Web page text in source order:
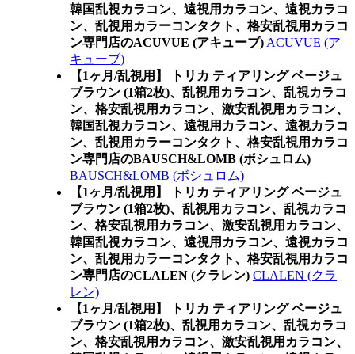
韓国乱視カラコン、遠視用カラコン、遠視カラコ
ン、乱視用カラーコンタクト、格安乱視用カラコ
ン専門店のACUVUE (アキューブ) ACUVUE (ア
キューブ)
【1ヶ月/乱視用】 トリカ ティアリング ベージュ
ブラウン (1箱2枚)、乱視用カラコン、乱視カラコ
ン、格安乱視用カラコン、激安乱視用カラコン、
韓国乱視カラコン、遠視用カラコン、遠視カラコ
ン、乱視用カラーコンタクト、格安乱視用カラコ
ン専門店のBAUSCH&LOMB (ボシュロム)
BAUSCH&LOMB (ボシュロム)
【1ヶ月/乱視用】 トリカ ティアリング ベージュ
ブラウン (1箱2枚)、乱視用カラコン、乱視カラコ
ン、格安乱視用カラコン、激安乱視用カラコン、
韓国乱視カラコン、遠視用カラコン、遠視カラコ
ン、乱視用カラーコンタクト、格安乱視用カラコ
ン専門店のCLALEN (クラレン) CLALEN (クラ
レン)
【1ヶ月/乱視用】 トリカ ティアリング ベージュ
ブラウン (1箱2枚)、乱視用カラコン、乱視カラコ
ン、格安乱視用カラコン、激安乱視用カラコン、